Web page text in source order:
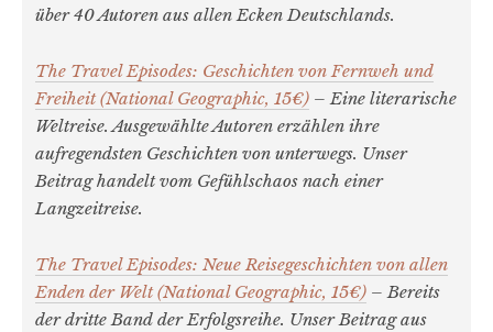
über 40 Autoren aus allen Ecken Deutschlands.
The Travel Episodes: Geschichten von Fernweh und
Freiheit (National Geographic, 15€) – Eine literarische
Weltreise. Ausgewählte Autoren erzählen ihre
aufregendsten Geschichten von unterwegs. Unser
Beitrag handelt vom Gefühlschaos nach einer
Langzeitreise.
The Travel Episodes: Neue Reisegeschichten von allen
Enden der Welt (National Geographic, 15€) – Bereits
der dritte Band der Erfolgsreihe. Unser Beitrag aus